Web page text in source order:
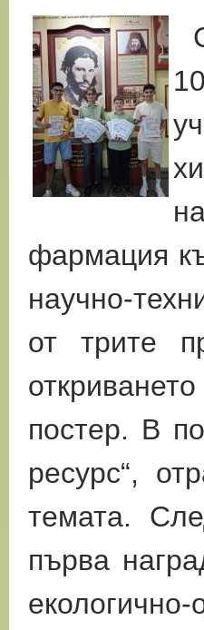
фармация
научно-
от трите
постер. В
ресурс“,
темата.
първа